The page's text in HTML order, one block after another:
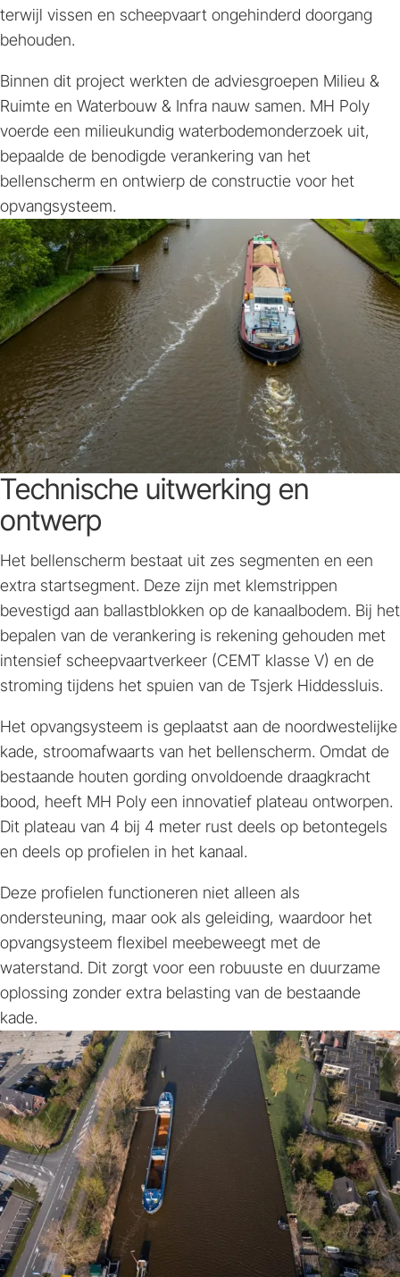
terwijl vissen en scheepvaart ongehinderd doorgang
behouden.
Binnen dit project werkten de adviesgroepen Milieu &
Ruimte en Waterbouw & Infra nauw samen. MH Poly
voerde een milieukundig waterbodemonderzoek uit,
bepaalde de benodigde verankering van het
bellenscherm en ontwierp de constructie voor het
opvangsysteem.
Technische uitwerking en
ontwerp
Het bellenscherm bestaat uit zes segmenten en een
extra startsegment. Deze zijn met klemstrippen
bevestigd aan ballastblokken op de kanaalbodem. Bij het
bepalen van de verankering is rekening gehouden met
intensief scheepvaartverkeer (CEMT klasse V) en de
stroming tijdens het spuien van de Tsjerk Hiddessluis.
Het opvangsysteem is geplaatst aan de noordwestelijke
kade, stroomafwaarts van het bellenscherm. Omdat de
bestaande houten gording onvoldoende draagkracht
bood, heeft MH Poly een innovatief plateau ontworpen.
Dit plateau van 4 bij 4 meter rust deels op betontegels
en deels op profielen in het kanaal.
Deze profielen functioneren niet alleen als
ondersteuning, maar ook als geleiding, waardoor het
opvangsysteem flexibel meebeweegt met de
waterstand. Dit zorgt voor een robuuste en duurzame
oplossing zonder extra belasting van de bestaande
kade.